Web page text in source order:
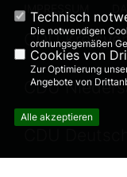
IMPRESSUM
CDU
CDU
Technisch
Die notwendigen
ordnungsgemäßen
Cookies von
Zur Optimierung
Angebote von
Alle akzeptieren